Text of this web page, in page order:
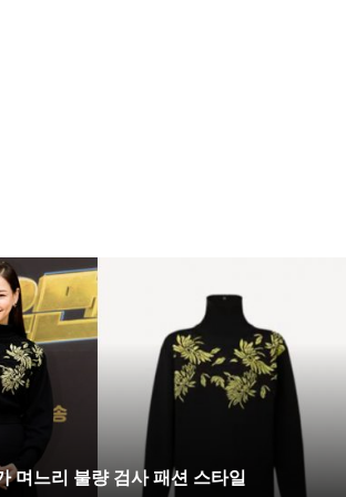
하고 나올 때 마다 중요부위를 건드린
있던 고민을 토로 했습니다.
벽한 S라인 몸매 시선 압도